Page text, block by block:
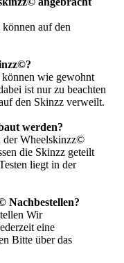
auf den
wie gewohnt
ist nur zu beachten
den Skinzz verweilt.
werden?
der Wheelskinzz©
die Skinzz geteilt
liegt in der
Nachbestellen?
Wir
eine
Bitte über das